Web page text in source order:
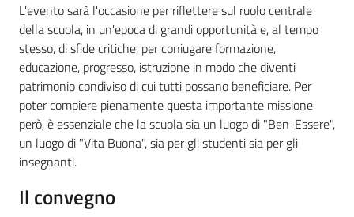
L'evento sarà l'occasione per riflettere sul ruolo centrale
della scuola, in un'epoca di grandi opportunità e, al tempo
stesso, di sfide critiche, per coniugare formazione,
educazione, progresso, istruzione in modo che diventi
patrimonio condiviso di cui tutti possano beneficiare. Per
poter compiere pienamente questa importante missione
però, è essenziale che la scuola sia un luogo di "Ben-Essere",
un luogo di "Vita Buona", sia per gli studenti sia per gli
insegnanti.
Il convegno